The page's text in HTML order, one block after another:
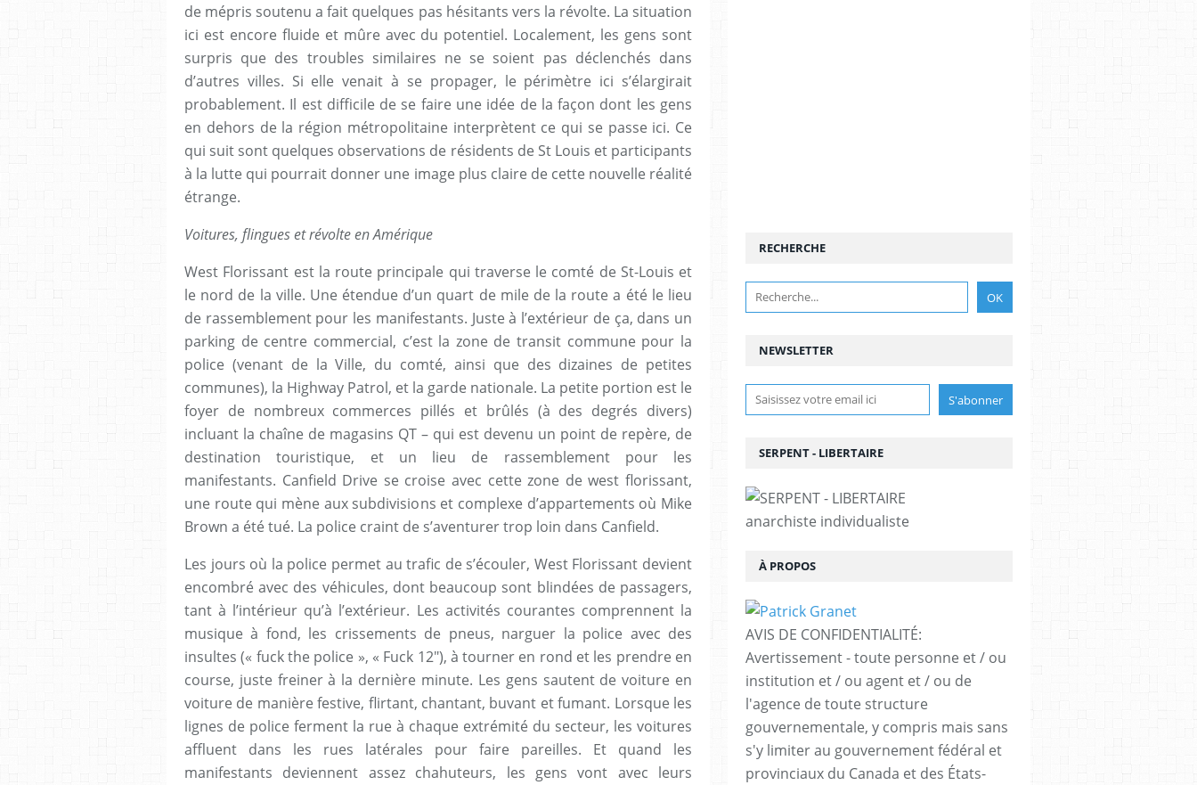
de mépris soutenu a fait quelques pas hésitants vers la révolte. La situation
ici est encore fluide et mûre avec du potentiel. Localement, les gens sont
surpris que des troubles similaires ne se soient pas déclenchés dans
d’autres villes. Si elle venait à se propager, le périmètre ici s’élargirait
probablement. Il est difficile de se faire une idée de la façon dont les gens
en dehors de la région métropolitaine interprètent ce qui se passe ici. Ce
qui suit sont quelques observations de résidents de St Louis et participants
à la lutte qui pourrait donner une image plus claire de cette nouvelle réalité
étrange.
Voitures, flingues et révolte en Amérique
West Florissant est la route principale qui traverse le comté de St-Louis et
le nord de la ville. Une étendue d’un quart de mile de la route a été le lieu
de rassemblement pour les manifestants. Juste à l’extérieur de ça, dans un
parking de centre commercial, c’est la zone de transit commune pour la
police (venant de la Ville, du comté, ainsi que des dizaines de petites
communes), la Highway Patrol, et la garde nationale. La petite portion est le
foyer de nombreux commerces pillés et brûlés (à des degrés divers)
incluant la chaîne de magasins QT – qui est devenu un point de repère, de
destination touristique, et un lieu de rassemblement pour les
manifestants. Canfield Drive se croise avec cette zone de west florissant,
une route qui mène aux subdivisions et complexe d’appartements où Mike
Brown a été tué. La police craint de s’aventurer trop loin dans Canfield.
Les jours où la police permet au trafic de s’écouler, West Florissant devient
encombré avec des véhicules, dont beaucoup sont blindées de passagers,
tant à l’intérieur qu’à l’extérieur. Les activités courantes comprennent la
musique à fond, les crissements de pneus, narguer la police avec des
insultes (« fuck the police », « Fuck 12″), à tourner en rond et les prendre en
course, juste freiner à la dernière minute. Les gens sautent de voiture en
voiture de manière festive, flirtant, chantant, buvant et fumant. Lorsque les
lignes de police ferment la rue à chaque extrémité du secteur, les voitures
affluent dans les rues latérales pour faire pareilles. Et quand les
manifestants deviennent assez chahuteurs, les gens vont avec leurs
NEWSLETTER
RECHERCHE
SERPENT - LIBERTAIRE
anarchiste individualiste
À PROPOS
AVIS DE CONFIDENTIALITÉ:
Avertissement - toute personne et / ou
institution et / ou agent et / ou de
l'agence de toute structure
gouvernementale, y compris mais sans
s'y limiter au gouvernement fédéral et
provinciaux du Canada et des États-